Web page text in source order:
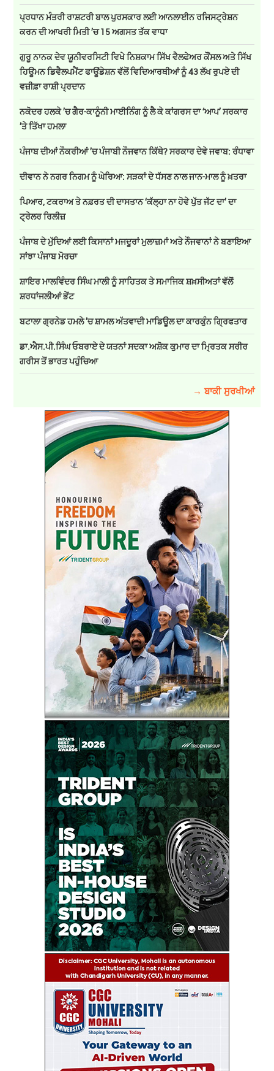
ਪ੍ਰਧਾਨ ਮੰਤਰੀ ਰਾਸ਼ਟਰੀ ਬਾਲ ਪੁਰਸਕਾਰ ਲਈ ਆਨਲਾਈਨ ਰਜਿਸਟ੍ਰੇਸ਼ਨ
ਕਰਨ ਦੀ ਆਖਰੀ ਮਿਤੀ ’ਚ 15 ਅਗਸਤ ਤੱਕ ਵਾਧਾ
ਗੁਰੂ ਨਾਨਕ ਦੇਵ ਯੂਨੀਵਰਸਿਟੀ ਵਿਖੇ ਨਿਸ਼ਕਾਮ ਸਿੱਖ ਵੈਲਫੇਅਰ ਕੌਂਸਲ ਅਤੇ ਸਿੱਖ
ਹਿਊਮਨ ਡਿਵੈਲਪਮੈਂਟ ਫਾਊਂਡੇਸ਼ਨ ਵੱਲੋਂ ਵਿਦਿਆਰਥੀਆਂ ਨੂੰ 43 ਲੱਖ ਰੁਪਏ ਦੀ
ਵਜ਼ੀਫ਼ਾ ਰਾਸ਼ੀ ਪ੍ਰਦਾਨ
ਨਕੋਦਰ ਹਲਕੇ ’ਚ ਗੈਰ-ਕਾਨੂੰਨੀ ਮਾਈਨਿੰਗ ਨੂੰ ਲੈ ਕੇ ਕਾਂਗਰਸ ਦਾ ‘ਆਪ’ ਸਰਕਾਰ
’ਤੇ ਤਿੱਖਾ ਹਮਲਾ
ਪੰਜਾਬ ਦੀਆਂ ਨੌਕਰੀਆਂ ’ਚ ਪੰਜਾਬੀ ਨੌਜਵਾਨ ਕਿੱਥੇ? ਸਰਕਾਰ ਦੇਵੇ ਜਵਾਬ: ਰੰਧਾਵਾ
ਦੀਵਾਨ ਨੇ ਨਗਰ ਨਿਗਮ ਨੂੰ ਘੇਰਿਆ: ਸੜਕਾਂ ਦੇ ਧੱਸਣ ਨਾਲ ਜਾਨ-ਮਾਲ ਨੂੰ ਖ਼ਤਰਾ
ਪਿਆਰ, ਟਕਰਾਅ ਤੇ ਨਫ਼ਰਤ ਦੀ ਦਾਸਤਾਨ ‘ਕੱਲ੍ਹਾ ਨਾ ਹੋਵੇ ਪੁੱਤ ਜੱਟ ਦਾ’ ਦਾ
ਟ੍ਰੇਲਰ ਰਿਲੀਜ਼
ਪੰਜਾਬ ਦੇ ਮੁੱਦਿਆਂ ਲਈ ਕਿਸਾਨਾਂ ਮਜਦੂਰਾਂ ਮੁਲਾਜ਼ਮਾਂ ਅਤੇ ਨੌਜਵਾਨਾਂ ਨੇ ਬਣਾਇਆ
ਸਾਂਝਾ ਪੰਜਾਬ ਮੋਰਚਾ
ਸ਼ਾਇਰ ਮਾਲਵਿੰਦਰ ਸਿੰਘ ਮਾਲੀ ਨੂੰ ਸਾਹਿਤਕ ਤੇ ਸਮਾਜਿਕ ਸ਼ਖ਼ਸੀਅਤਾਂ ਵੱਲੋਂ
ਸ਼ਰਧਾਂਜਲੀਆਂ ਭੇਂਟ
ਬਟਾਲਾ ਗ੍ਰਨੇਡ ਹਮਲੇ ’ਚ ਸ਼ਾਮਲ ਅੱਤਵਾਦੀ ਮਾਡਿਊਲ ਦਾ ਕਾਰਕੁੰਨ ਗ੍ਰਿਫਤਾਰ
ਡਾ.ਐਸ.ਪੀ.ਸਿੰਘ ਓਬਰਾਏ ਦੇ ਯਤਨਾਂ ਸਦਕਾ ਅਸ਼ੋਕ ਕੁਮਾਰ ਦਾ ਮ੍ਰਿਤਕ ਸਰੀਰ
ਗਰੀਸ ਤੋਂ ਭਾਰਤ ਪਹੁੰਚਿਆ
→ ਬਾਕੀ ਸੁਰਖੀਆਂ